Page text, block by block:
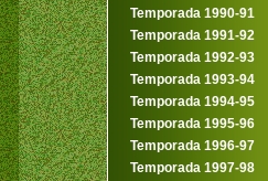
Temporada 1990-91
Temporada 1991-92
Temporada 1992-93
Temporada 1993-94
Temporada 1994-95
Temporada 1995-96
Temporada 1996-97
Temporada 1997-98